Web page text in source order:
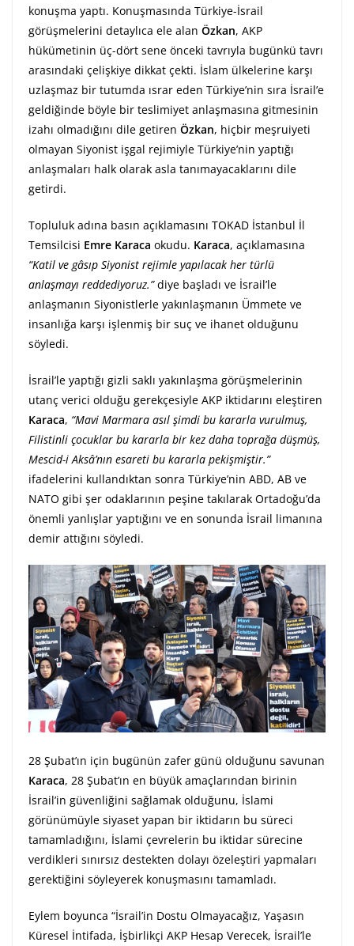
konuşma yaptı. Konuşmasında Türkiye-İsrail
görüşmelerini detaylıca ele alan Özkan, AKP
hükümetinin üç-dört sene önceki tavrıyla bugünkü tavrı
arasındaki çelişkiye dikkat çekti. İslam ülkelerine karşı
uzlaşmaz bir tutumda ısrar eden Türkiye’nin sıra İsrail’e
geldiğinde böyle bir teslimiyet anlaşmasına gitmesinin
izahı olmadığını dile getiren Özkan, hiçbir meşruiyeti
olmayan Siyonist işgal rejimiyle Türkiye’nin yaptığı
anlaşmaları halk olarak asla tanımayacaklarını dile
getirdi.
Topluluk adına basın açıklamasını TOKAD İstanbul İl
Temsilcisi Emre Karaca okudu. Karaca, açıklamasına
“Katil ve gâsıp Siyonist rejimle yapılacak her türlü
anlaşmayı reddediyoruz.”diye başladı ve İsrail’le
anlaşmanın Siyonistlerle yakınlaşmanın Ümmete ve
insanlığa karşı işlenmiş bir suç ve ihanet olduğunu
söyledi.
İsrail’le yaptığı gizli saklı yakınlaşma görüşmelerinin
utanç verici olduğu gerekçesiyle AKP iktidarını eleştiren
Karaca, “Mavi Marmara asıl şimdi bu kararla vurulmuş,
Filistinli çocuklar bu kararla bir kez daha toprağa düşmüş,
Mescid-i Aksâ’nın esareti bu kararla pekişmiştir.”
ifadelerini kullandıktan sonra Türkiye’nin ABD, AB ve
NATO gibi şer odaklarının peşine takılarak Ortadoğu’da
önemli yanlışlar yaptığını ve en sonunda İsrail limanına
demir attığını söyledi.
28 Şubat’ın için bugünün zafer günü olduğunu savunan
Karaca, 28 Şubat’ın en büyük amaçlarından birinin
İsrail’in güvenliğini sağlamak olduğunu, İslami
görünümüyle siyaset yapan bir iktidarın bu süreci
tamamladığını, İslami çevrelerin bu iktidar sürecine
verdikleri sınırsız destekten dolayı özeleştiri yapmaları
gerektiğini söyleyerek konuşmasını tamamladı.
Eylem boyunca “İsrail’in Dostu Olmayacağız, Yaşasın
Küresel İntifada, İşbirlikçi AKP Hesap Verecek, İsrail’le